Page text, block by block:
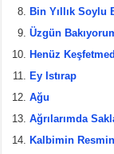
Bin Yıllık Soylu
Üzgün
Henüz
Ey Istırap
Ağu
Ağrılarımda
Kalbimin